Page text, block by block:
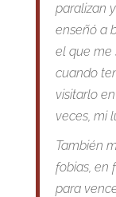
paralizan
enseñó a
el que me
cuando
visitarlo
veces, mi
También
fobias, en
para